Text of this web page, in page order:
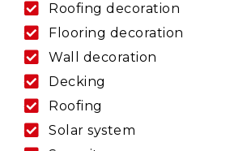
Roofing decoration
Flooring decoration
Wall decoration
Decking
Roofing
Solar system